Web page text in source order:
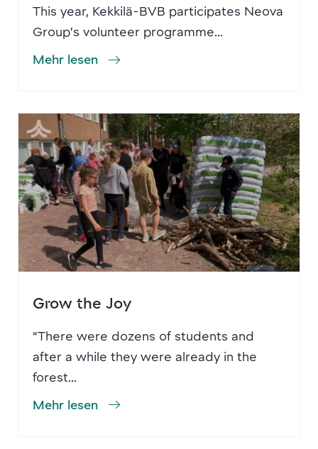
This year, Kekkilä-BVB participates Neova
Group’s volunteer programme...
Mehr lesen
Grow the Joy
“There were dozens of students and
after a while they were already in the
forest...
Mehr lesen